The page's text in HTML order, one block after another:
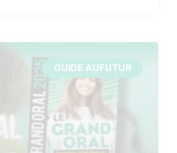
GUIDE AUFUTUR